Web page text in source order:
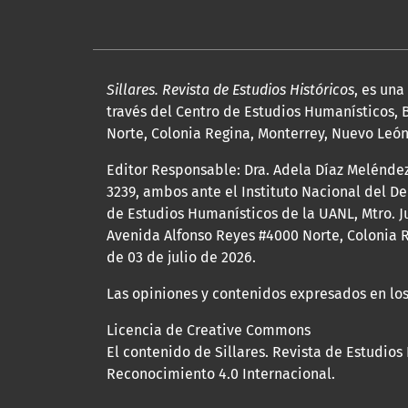
Sillares. Revista de Estudios Históricos, es
través del Centro de Estudios Humanísticos,
Norte, Colonia Regina, Monterrey, Nuevo
Editor Responsable: Dra. Adela Díaz
3239, ambos ante el Instituto Nacional del
de Estudios Humanísticos de la UANL, Mtro.
Avenida Alfonso Reyes #4000 Norte, Colonia
de 03 de julio de 2026.
Las opiniones y contenidos expresados en
Licencia de Creative Commons
El contenido de Sillares. Revista de
Reconocimiento 4.0 Internacional.